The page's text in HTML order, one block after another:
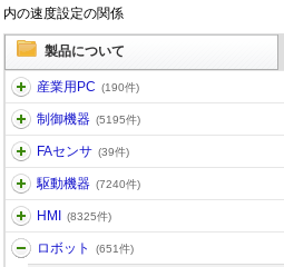
内の速度設定の関係
製品について
産業用PC (190件)
制御機器 (5195件)
FAセンサ (39件)
駆動機器 (7240件)
HMI (8325件)
ロボット (651件)